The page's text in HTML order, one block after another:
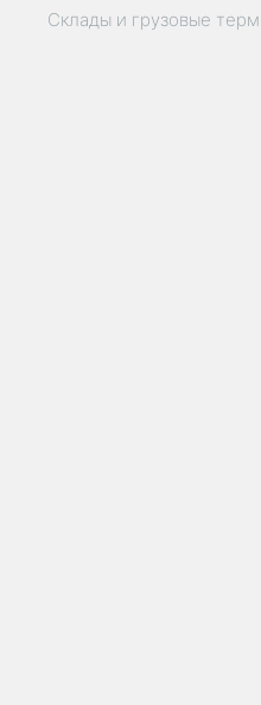
Склады и грузовые